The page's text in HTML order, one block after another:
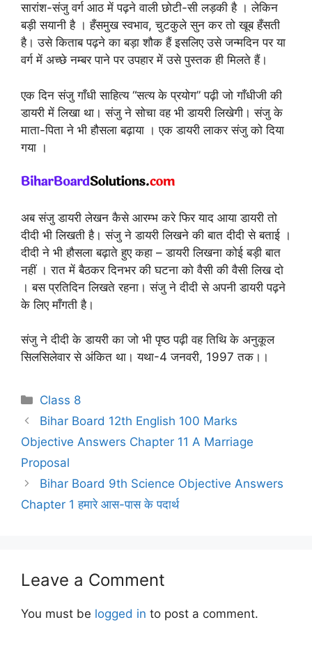
सारांश-संजु वर्ग आठ में पढ़ने वाली छोटी-सी लड़की है । लेकिन
बड़ी सयानी है । हँसमुख स्वभाव, चुटकुले सुन कर तो खूब हँसती
है। उसे किताब पढ़ने का बड़ा शौक हैं इसलिए उसे जन्मदिन पर या
वर्ग में अच्छे नम्बर पाने पर उपहार में उसे पुस्तक ही मिलते हैं।
एक दिन संजु गाँधी साहित्य “सत्य के प्रयोग” पढ़ी जो गाँधीजी की
डायरी में लिखा था। संजु ने सोचा वह भी डायरी लिखेगी। संजु के
माता-पिता ने भी हौसला बढ़ाया । एक डायरी लाकर संजु को दिया
गया ।
अब संजु डायरी लेखन कैसे आरम्भ करे फिर याद आया डायरी तो
दीदी भी लिखती है। संजु ने डायरी लिखने की बात दीदी से बताई ।
दीदी ने भी हौसला बढ़ाते हुए कहा – डायरी लिखना कोई बड़ी बात
नहीं । रात में बैठकर दिनभर की घटना को वैसी की वैसी लिख दो
। बस प्रतिदिन लिखते रहना। संजु ने दीदी से अपनी डायरी पढ़ने
के लिए माँगती है।
संजु ने दीदी के डायरी का जो भी पृष्ठ पढ़ी वह तिथि के अनुकूल
सिलसिलेवार से अंकित था। यथा-4 जनवरी, 1997 तक।।
Categories
Class 8
Bihar Board 12th English 100 Marks
Objective Answers Chapter 11 A Marriage
Proposal
Bihar Board 9th Science Objective Answers
Chapter 1 हमारे आस-पास के पदार्थ
Leave a Comment
You must be logged in to post a comment.